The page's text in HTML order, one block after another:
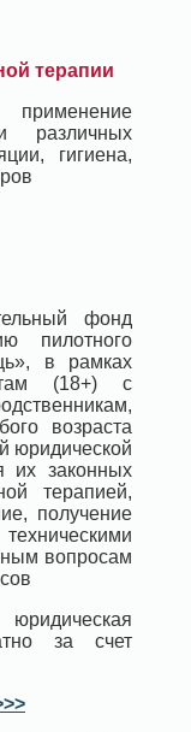
терапии
различных
гигиена,
фонд
пилотного
в рамках
(18+) с
возраста
юридической
их законных
терапией,
получение
вопросам
за счет